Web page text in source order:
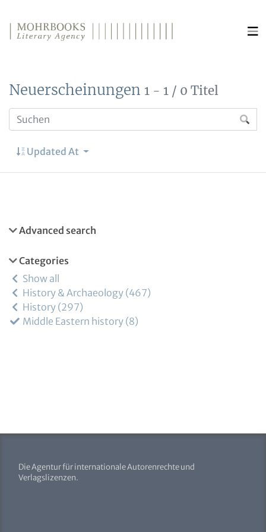
Neuerscheinungen 1 - 1 / 0 Titel
Updated At
Advanced search
Categories
Show all
History & Archaeology 467
History 297
Middle Eastern history 8
Die Agentur für internationale Autorenrechte und
Verlagslizenzen.